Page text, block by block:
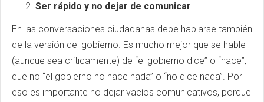
Ser rápido y no dejar de comunicar
En las conversaciones ciudadanas debe hablarse también
de la versión del gobierno. Es mucho mejor que se hable
(aunque sea críticamente) de “el gobierno dice” o “hace”,
que no “el gobierno no hace nada” o “no dice nada”. Por
eso es importante no dejar vacíos comunicativos, porque